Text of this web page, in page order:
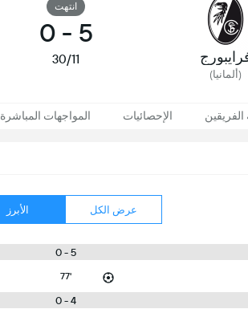
(ألمانيا)
انتهت
5
-
0
30/11
الإحصائيات المواجهات المباشرة
عرض الكل الأبرز
5 - 0
77'
4 - 0